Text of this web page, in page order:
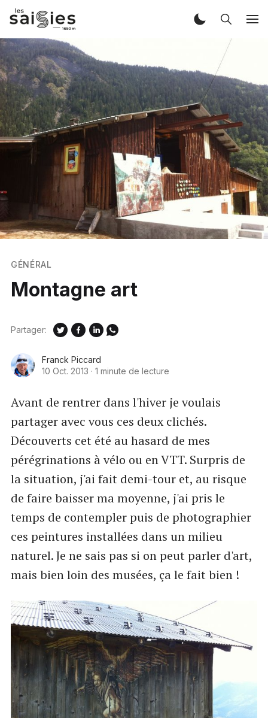
GÉNÉRAL
Montagne art
Franck Piccard
10 Oct. 2013 · 1 minute de lecture
Partager:
Avant de rentrer dans l'hiver je voulais
partager avec vous ces deux clichés.
Découverts cet été au hasard de mes
pérégrinations à vélo ou en VTT. Surpris de
la situation, j'ai fait demi-tour et, au risque
de faire baisser ma moyenne, j'ai pris le
temps de contempler puis de photographier
ces peintures installées dans un milieu
naturel. Je ne sais pas si on peut parler d'art,
mais bien loin des musées, ça le fait bien !